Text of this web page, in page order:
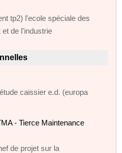
tp2) l'ecole spéciale des
de l'industrie
caissier e.d. (europa
- Tierce Maintenance
de projet sur la